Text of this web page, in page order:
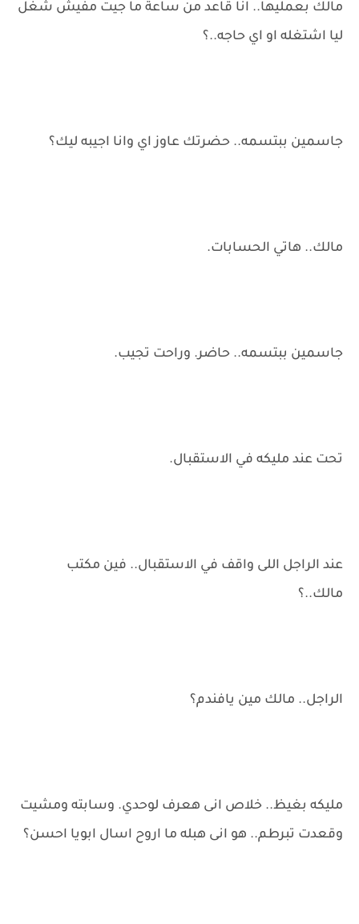
مالك بعمليها.. انا قاعد من ساعة ما جيت مفيش شغل
ليا اشتغله او اي حاجه..؟
جاسمين ببتسمه.. حضرتك عاوز اي وانا اجيبه ليك؟
مالك.. هاتي الحسابات.
جاسمين ببتسمه.. حاضر. وراحت تجيب.
تحت عند مليكه في الاستقبال.
عند الراجل اللى واقف في الاستقبال.. فين مكتب
مالك..؟
الراجل.. مالك مين يافندم؟
مليكه بغيظ.. خلاص انى هعرف لوحدي. وسابته ومشيت
وقعدت تبرطم.. هو انى هبله ما اروح اسال ابويا احسن؟